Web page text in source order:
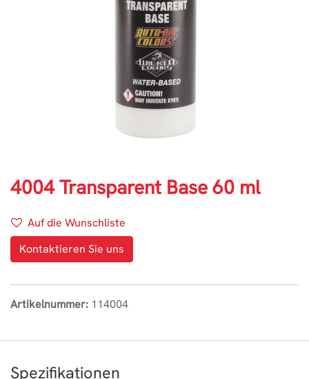
4004 Transparent Base 60 ml
Auf die Wunschliste
Kontaktieren Sie uns
Artikelnummer: 114004
Spezifikationen